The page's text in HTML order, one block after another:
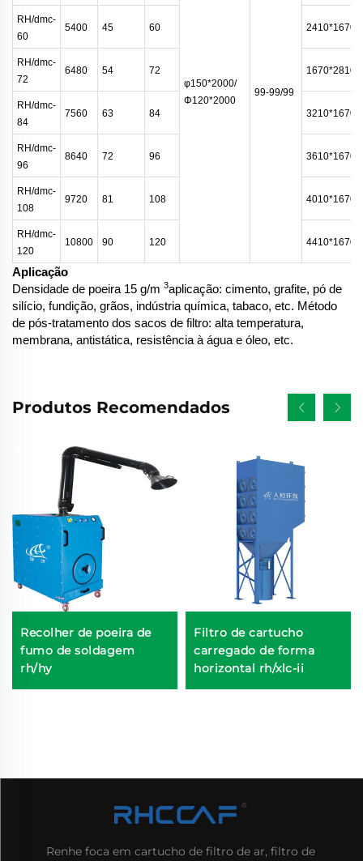
φ150*2000/
Φ120*2000
99-99/99
RH/dmc-
60
5400 45 60
RH/dmc-
72
6480 54 72
RH/dmc-
84
7560 63 84
RH/dmc-
96
8640 72 96
RH/dmc-
108
9720 81 108
RH/dmc-
120
10800 90 120
Aplicação
Densidade de poeira 15 g/m 3aplicação: cimento, grafite, pó de
silício, fundição, grãos, indústria química, tabaco, etc. Método
de pós-tratamento dos sacos de filtro: alta temperatura,
membrana, antistática, resistência à água e óleo, etc.
Produtos Recomendados
Recolher de poeira de
fumo de soldagem
rh/hy
Filtro de cartucho
carregado de forma
horizontal rh/xlc-ii
Renhe foca em cartucho de filtro de ar, filtro de